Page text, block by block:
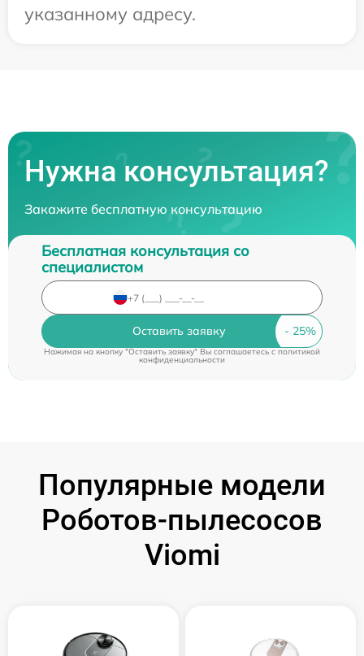
указанному адресу.
Нужна консультация?
Закажите бесплатную консультацию
Бесплатная консультация со
специалистом
Оставить заявку
Нажимая на кнопку "Оставить заявку" Вы соглашаетесь c политикой
конфиденциальности
Популярные модели
Роботов-пылесосов
Viomi